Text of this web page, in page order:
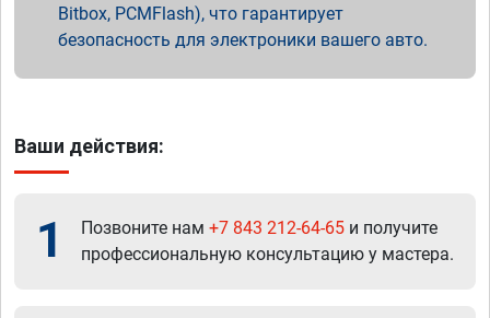
Bitbox, PCMFlash), что гарантирует
безопасность для электроники вашего авто.
Ваши действия:
1 Позвоните нам +7 843 212-64-65 и получите
профессиональную консультацию у мастера.